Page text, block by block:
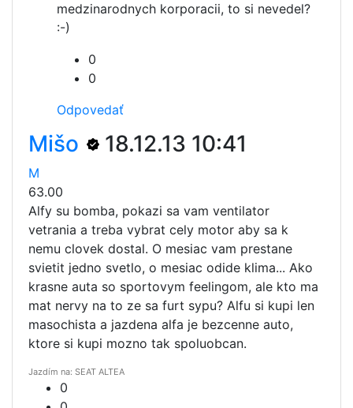
medzinarodnych korporacii, to si nevedel?
:-)
0
0
Odpovedať
Mišo 18.12.13 10:41
M
63.00
Alfy su bomba, pokazi sa vam ventilator
vetrania a treba vybrat cely motor aby sa k
nemu clovek dostal. O mesiac vam prestane
svietit jedno svetlo, o mesiac odide klima... Ako
krasne auta so sportovym feelingom, ale kto ma
mat nervy na to ze sa furt sypu? Alfu si kupi len
masochista a jazdena alfa je bezcenne auto,
ktore si kupi mozno tak spoluobcan.
Jazdím na: SEAT ALTEA
0